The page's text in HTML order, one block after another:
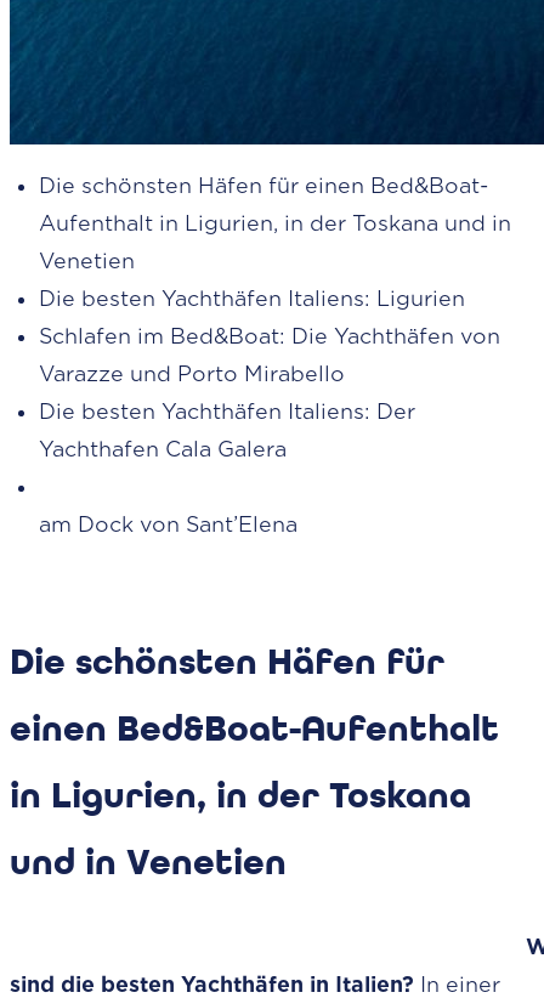
Die schönsten Häfen für einen Bed&Boat-
Aufenthalt in Ligurien, in der Toskana und in
Venetien
Die besten Yachthäfen Italiens: Ligurien
Schlafen im Bed&Boat: Die Yachthäfen von
Varazze und Porto Mirabello
Die besten Yachthäfen Italiens: Der
Yachthafen Cala Galera
am Dock von Sant’Elena
Die schönsten Häfen für
einen Bed&Boat-Aufenthalt
in Ligurien, in der Toskana
und in Venetien
sind die besten Yachthäfen in Italien? In einer